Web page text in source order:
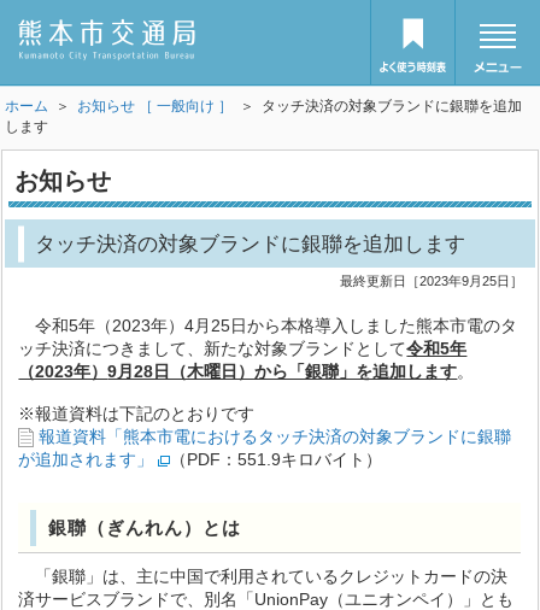
ホーム ＞ お知らせ ［ 一般向け ］
＞ タッチ決済の対象ブランドに銀聯を追加
します
お知らせ
タッチ決済の対象ブランドに銀聯を追加します
最終更新日［2023年9月25日］
令和5年（2023年）4月25日から本格導入しました熊本市電のタ
ッチ決済につきまして、新たな対象ブランドとして令和5年
（2023年）9月28日（木曜日）から「銀聯」を追加します。
※報道資料は下記のとおりです
報道資料「熊本市電におけるタッチ決済の対象ブランドに銀聯
が追加されます」
（PDF：551.9キロバイト）
銀聯（ぎんれん）とは
「銀聯」は、主に中国で利用されているクレジットカードの決
済サービスブランドで、別名「UnionPay（ユニオンペイ）」とも